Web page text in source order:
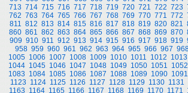
713 714 715 716 717 718 719 720 721 722 723
762 763 764 765 766 767 768 769 770 771 772
811 812 813 814 815 816 817 818 819 820 821
860 861 862 863 864 865 866 867 868 869 870
909 910 911 912 913 914 915 916 917 918 919
958 959 960 961 962 963 964 965 966 967
1005 1006 1007 1008 1009 1010 1011 1012 1013
1044 1045 1046 1047 1048 1049 1050 1051 1052
1083 1084 1085 1086 1087 1088 1089 1090 1091
1123 1124 1125 1126 1127 1128 1129 1130 1131
1163 1164 1165 1166 1167 1168 1169 1170 1171